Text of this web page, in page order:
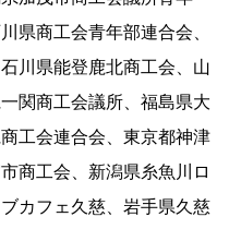
県商工会青年部連合会、
川県能登鹿北商工会、山
関商工会議所、福島県大
工会連合会、東京都神津
商工会、新潟県糸魚川ロ
カフェ久慈、岩手県久慈